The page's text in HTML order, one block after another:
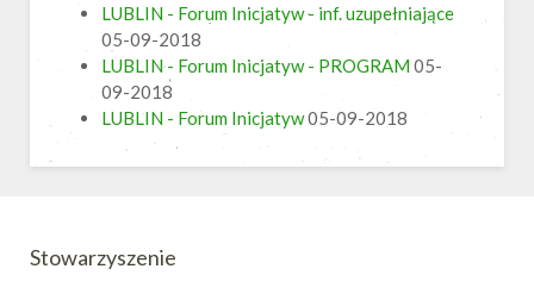
LUBLIN - Forum Inicjatyw - inf. uzupełniające
05-09-2018
LUBLIN - Forum Inicjatyw - PROGRAM 05-
09-2018
LUBLIN - Forum Inicjatyw05-09-2018
Stowarzyszenie